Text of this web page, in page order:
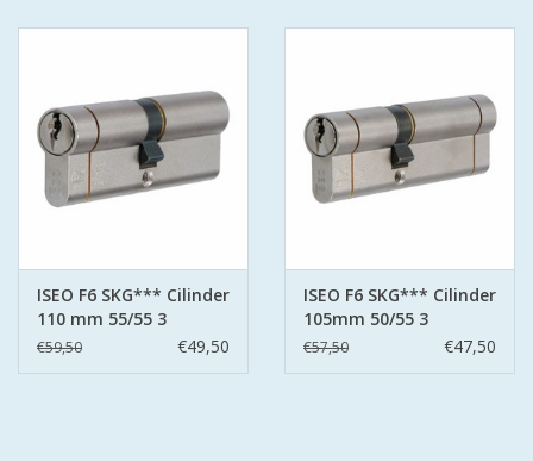
ISEO F6 SKG*** Cilinder
110 mm 55/55 3
sleutels
€59,50 €49,50
ISEO F6 SKG*** Cilinder
105mm 50/55 3
sleutels
€57,50 €47,50